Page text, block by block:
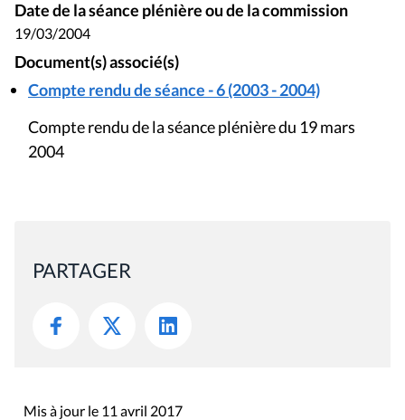
Date de la séance plénière ou de la commission
19/03/2004
Document(s) associé(s)
Compte rendu de séance - 6 (2003 - 2004)
Compte rendu de la séance plénière du 19 mars
2004
PARTAGER
Mis à jour le 11 avril 2017